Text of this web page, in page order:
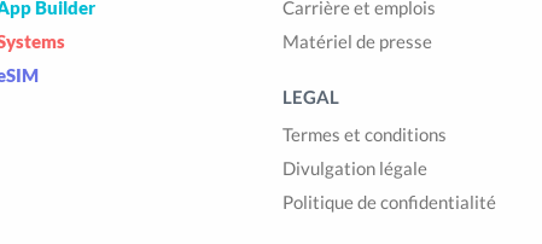
Builder
Carrière et emplois
Matériel de presse
LEGAL
Termes et conditions
Divulgation légale
Politique de confidentialité